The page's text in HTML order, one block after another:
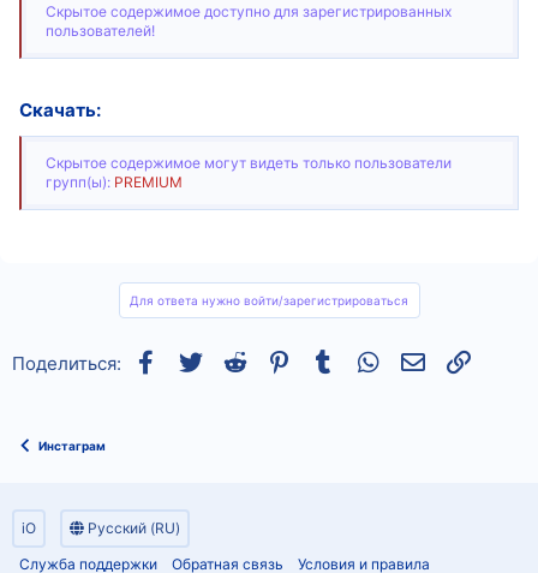
Скрытое содержимое доступно для зарегистрированных
пользователей!
Скачать:
Скрытое содержимое могут видеть только пользователи
групп(ы): PREMIUM
Для ответа нужно войти/зарегистрироваться
Поделиться: Facebook
TwitterReddit Pinterest
Tumblr WhatsAppСсылка
Инстаграм
iO
Русский (RU)
Служба поддержки
Обратная связь Условия и правила